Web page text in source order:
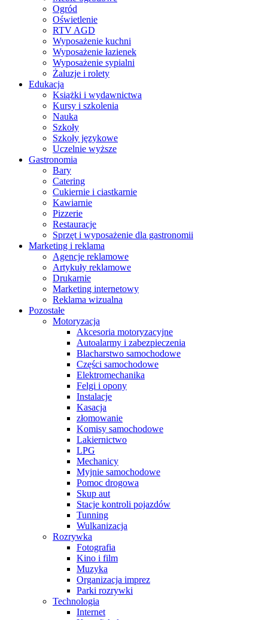
Ogród
Oświetlenie
RTV AGD
Wyposażenie kuchni
Wyposażenie łazienek
Wyposażenie sypialni
Żaluzje i rolety
Edukacja
Książki i wydawnictwa
Kursy i szkolenia
Nauka
Szkoły
Szkoły językowe
Uczelnie wyższe
Gastronomia
Bary
Catering
Cukiernie i ciastkarnie
Kawiarnie
Pizzerie
Restauracje
Sprzęt i wyposażenie dla gastronomii
Marketing i reklama
Agencje reklamowe
Artykuły reklamowe
Drukarnie
Marketing internetowy
Reklama wizualna
Pozostałe
Motoryzacja
Akcesoria motoryzacyjne
Autoalarmy i zabezpieczenia
Blacharstwo samochodowe
Części samochodowe
Elektromechanika
Felgi i opony
Instalacje
Kasacja
złomowanie
Komisy samochodowe
Lakiernictwo
LPG
Mechanicy
Myjnie samochodowe
Pomoc drogowa
Skup aut
Stacje kontroli pojazdów
Tunning
Wulkanizacja
Rozrywka
Fotografia
Kino i film
Muzyka
Organizacja imprez
Parki rozrywki
Technologia
Internet